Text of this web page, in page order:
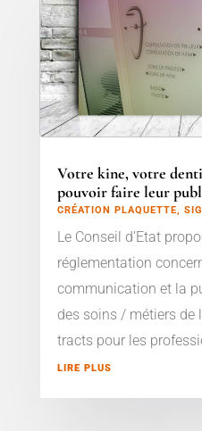
Votre kine, votre
pouvoir faire leur
CRÉATION PLAQUETTE,
Le Conseil d’Etat
réglementation
communication et la
des soins / métiers de
tracts pour les
LIRE PLUS